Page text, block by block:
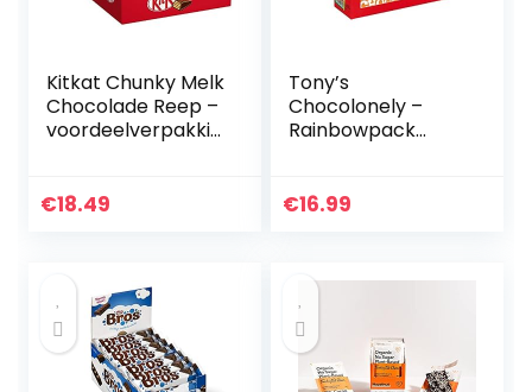
Kitkat Chunky Melk
Chocolade Reep –
voordeelverpakkin
€18.49
Tony’s
Chocolonely –
Rainbowpack
Verschillende
€16.99